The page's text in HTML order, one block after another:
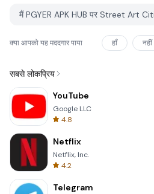
क्या आपको यह मददगार पाया हाँ नहीं
सबसे लोकप्रिय
YouTube
Google LLC
4.8
Netflix
Netflix, Inc.
4.2
Telegram